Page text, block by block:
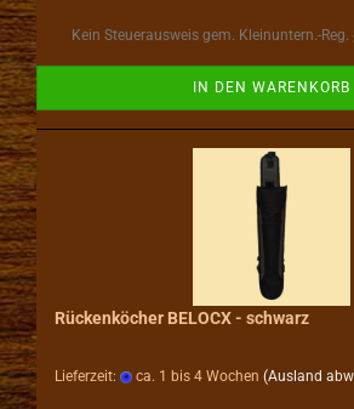
Kein Steuerausweis gem. Kleinuntern.-Reg.
IN DEN WARENKORB
Rückenköcher BELOCX - schwarz
Lieferzeit: ca. 1 bis 4 Wochen (Ausland